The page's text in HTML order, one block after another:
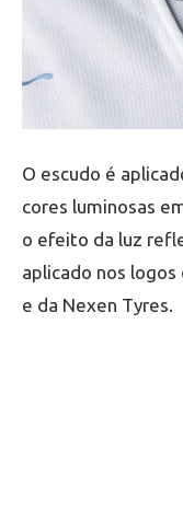
O escudo é
cores luminosas
o efeito da luz
aplicado nos logos
e da Nexen Tyres.